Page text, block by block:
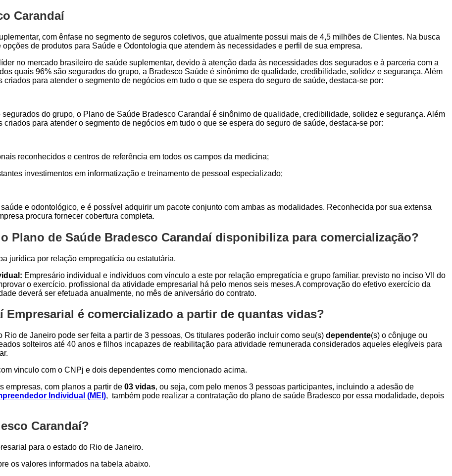
Carandaí
com ênfase no segmento de seguros coletivos, que atualmente possui mais de 4,5 milhões de Clientes. Na busca
de produtos para Saúde e Odontologia que atendem às necessidades e perfil de sua empresa.
no mercado brasileiro de saúde suplementar, devido à atenção dada às necessidades dos segurados e à parceria com a
quais 96% são segurados do grupo, a Bradesco Saúde é sinônimo de qualidade, credibilidade, solidez e segurança. Além
para atender o segmento de negócios em tudo o que se espera do seguro de saúde, destaca-se por:
do grupo, o Plano de Saúde Bradesco Carandaí é sinônimo de qualidade, credibilidade, solidez e segurança. Além
para atender o segmento de negócios em tudo o que se espera do seguro de saúde, destaca-se por:
reconhecidos e centros de referência em todos os campos da medicina;
investimentos em informatização e treinamento de pessoal especializado;
e odontológico, e é possível adquirir um pacote conjunto com ambas as modalidades. Reconhecida por sua extensa
procura fornecer cobertura completa.
Plano de Saúde Bradesco Carandaí disponibiliza para comercialização?
jurídica por relação empregatícia ou estatutária.
Empresário individual e indivíduos com vínculo a este por relação empregatícia e grupo familiar. previsto no inciso VII do
o exercício. profissional da atividade empresarial há pelo menos seis meses.A comprovação do efetivo exercício da
deverá ser efetuada anualmente, no mês de aniversário do contrato.
Empresarial é comercializado a partir de quantas vidas?
Rio de Janeiro pode ser feita a partir de 3 pessoas, Os titulares poderão incluir como seu(s) dependente(s) o cônjuge ou
solteiros até 40 anos e filhos incapazes de reabilitação para atividade remunerada considerados aqueles elegíveis para
vinculo com o CNPj e dois dependentes como mencionado acima.
empresas, com planos a partir de 03 vidas, ou seja, com pelo menos 3 pessoas participantes, incluindo a adesão de
Individual (MEI), também pode realizar a contratação do plano de saúde Bradesco por essa modalidade, depois
Carandaí?
para o estado do Rio de Janeiro.
os valores informados na tabela abaixo.